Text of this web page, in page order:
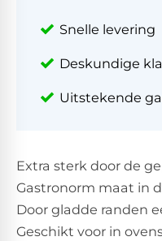
Snelle levering
Deskundige
Uitstekende
Extra sterk door de
Gastronorm maat in
Door gladde randen
Geschikt voor in